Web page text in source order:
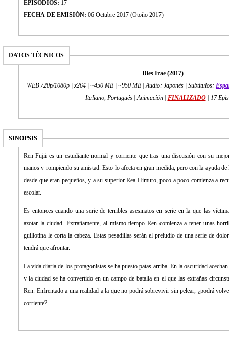
EPISODIOS: 17
FECHA DE EMISIÓN: 06 Octubre 2017 (Otoño 2017)
DATOS TÉCNICOS
Dies Irae (2017)
WEB 720p/1080p | x264 | ~450 MB | ~950 MB | Audio: Japonés | Subtítulos:
Italiano, Portugués | Animación | FINALIZADO| 17
SINOPSIS
Ren Fujii es un estudiante normal y corriente que tras una discusión con su
manos y rompiendo su amistad. Esto lo afecta en gran medida, pero con la ayuda
desde que eran pequeños, y a su superior Rea Himuro, poco a poco comienza a
escolar.
Es entonces cuando una serie de terribles asesinatos en serie en la que las
azotar la ciudad. Extrañamente, al mismo tiempo Ren comienza a tener unas
guillotina le corta la cabeza. Estas pesadillas serán el preludio de una serie de
tendrá que afrontar.
La vida diaria de los protagonistas se ha puesto patas arriba. En la oscuridad
y la ciudad se ha convertido en un campo de batalla en el que las extrañas
Ren. Enfrentado a una realidad a la que no podrá sobrevivir sin pelear, ¿podrá
corriente?